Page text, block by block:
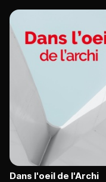
Dans l'oeil de l'Archi